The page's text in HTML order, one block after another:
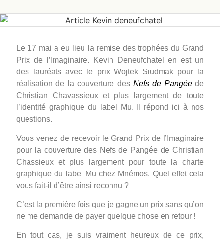
Le 17 mai a eu lieu la remise des trophées du Grand
Prix de l’Imaginaire. Kevin Deneufchatel en est un
des lauréats avec le prix Wojtek Siudmak pour la
réalisation de la couverture des Nefs de Pangéede
Christian Chavassieux et plus largement de toute
l’identité graphique du label Mu. Il répond ici à nos
questions.
Vous venez de recevoir le Grand Prix de l’Imaginaire
pour la couverture des Nefs de Pangée de Christian
Chassieux et plus largement pour toute la charte
graphique du label Mu chez Mnémos. Quel effet cela
vous fait-il d’être ainsi reconnu ?
C’est la première fois que je gagne un prix sans qu’on
ne me demande de payer quelque chose en retour !
En tout cas, je suis vraiment heureux de ce prix,